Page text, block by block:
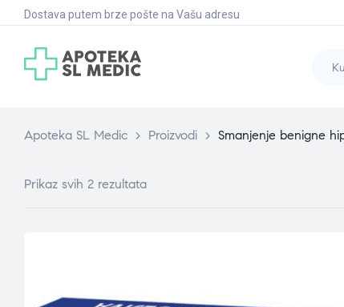
Dostava putem brze pošte na Vašu adresu
Apoteka SL Medic > Proizvodi > Smanjenje benigne
Prikaz svih 2 rezultata